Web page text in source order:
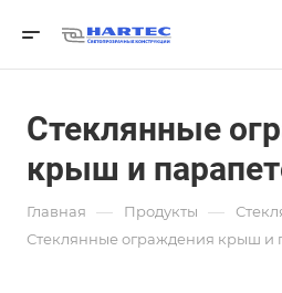
Стеклянные
крыш и
Главная — Продукты —
Стеклянные ограждения крыш и